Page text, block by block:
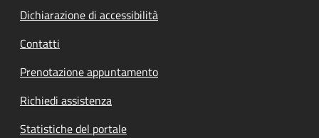
Dichiarazione di accessibilità
Contatti
Prenotazione appuntamento
Richiedi assistenza
Statistiche del portale